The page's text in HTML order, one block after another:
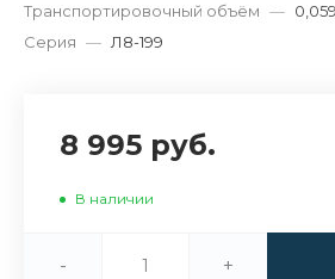
Транспортировочный объём —
Серия — Л8-199
8 995 руб.
В наличии
- +